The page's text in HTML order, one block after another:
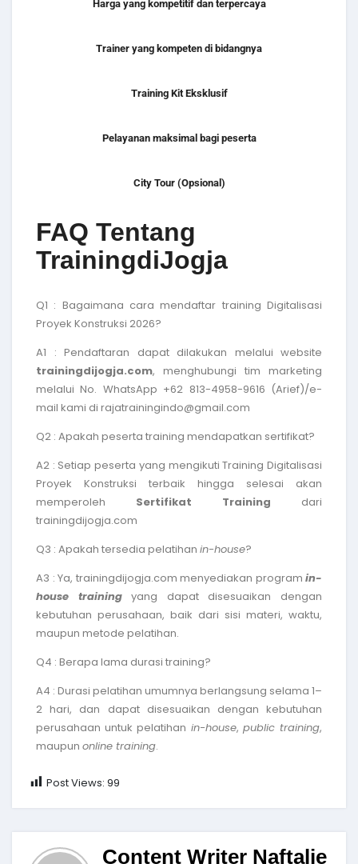
Harga yang kompetitif dan terpercaya
Trainer yang kompeten di bidangnya
Training Kit Eksklusif
Pelayanan maksimal bagi peserta
City Tour (Opsional)
FAQ Tentang
TrainingdiJogja
Q1 : Bagaimana cara mendaftar training Digitalisasi
Proyek Konstruksi 2026?
A1 : Pendaftaran dapat dilakukan melalui website
trainingdijogja.com, menghubungi tim marketing
melalui No. WhatsApp +62 813-4958-9616 (Arief)/e-
mail kami di rajatrainingindo@gmail.com
Q2 : Apakah peserta training mendapatkan sertifikat?
A2 : Setiap peserta yang mengikutiTraining Digitalisasi
Proyek Konstruksi terbaik hingga selesai akan
memperoleh Sertifikat Training dari
trainingdijogja.com
Q3 : Apakah tersedia pelatihan in-house?
A3 : Ya, trainingdijogja.com menyediakan program in-
house trainingyang dapat disesuaikan dengan
kebutuhan perusahaan, baik dari sisi materi, waktu,
maupun metode pelatihan.
Q4 : Berapa lama durasi training?
A4 : Durasi pelatihan umumnya berlangsung selama 1–
2 hari, dan dapat disesuaikan dengan kebutuhan
perusahaan untuk pelatihan in-house, public training,
maupun online training.
Post Views: 99
Content Writer Naftalie